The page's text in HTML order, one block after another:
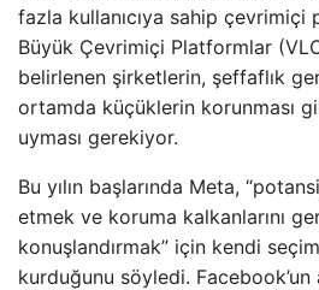
fazla kullanıcıya sahip
Büyük Çevrimiçi Platformlar
belirlenen şirketlerin, şeffaflık
ortamda küçüklerin korunması
uyması gerekiyor.
Bu yılın başlarında Meta,
etmek ve koruma kalkanlarını
konuşlandırmak” için kendi
kurduğunu söyledi.